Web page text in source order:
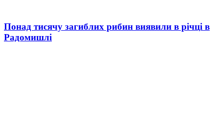
Понад тисячу загиблих рибин виявили в річці в
Радомишлі